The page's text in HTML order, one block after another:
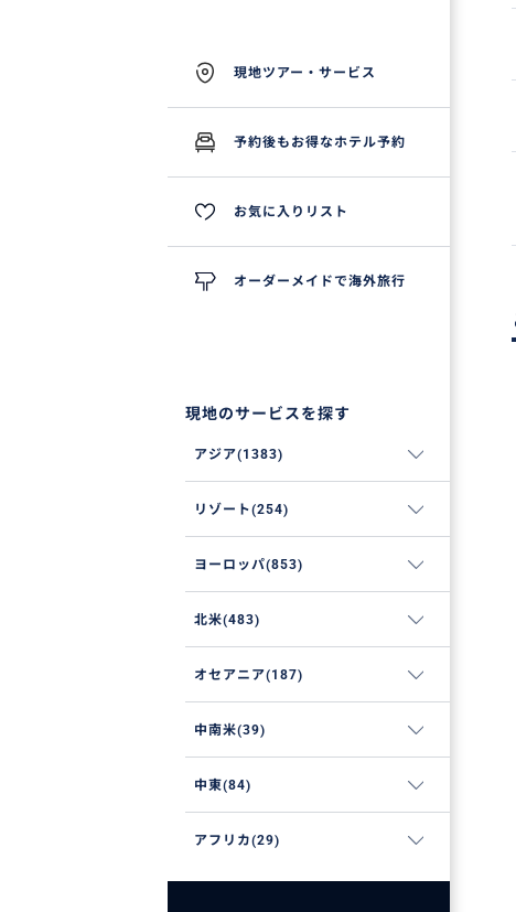
現地ツアー・サービス
予約後もお得なホテル予約
お気に入りリスト
オーダーメイドで海外旅行
現地のサービスを探す
アジア(1383)
リゾート(254)
ヨーロッパ(853)
北米(483)
オセアニア(187)
中南米(39)
中東(84)
アフリカ(29)